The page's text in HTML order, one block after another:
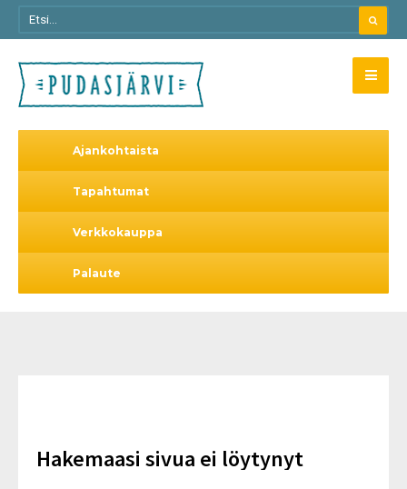
Ajankohtaista
Tapahtumat
Verkkokauppa
Palaute
Hakemaasi sivua ei löytynyt